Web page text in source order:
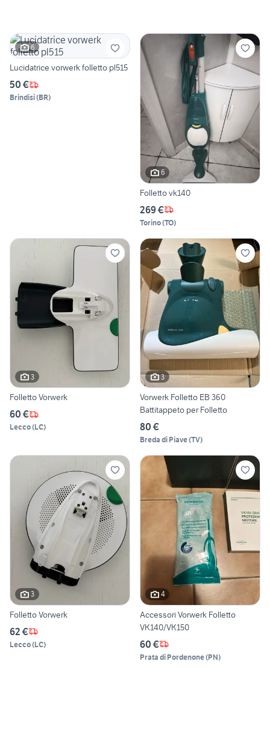
6
Lucidatrice vorwerk folletto pl515
50 €
Brindisi(BR)
6
Folletto vk140
269 €
Torino(TO)
3
Folletto Vorwerk
60 €
Lecco(LC)
3
Vorwerk Folletto EB 360
Battitappeto per Folletto
80 €
Breda di Piave(TV)
3
Folletto Vorwerk
62 €
Lecco(LC)
4
Accessori Vorwerk Folletto
VK140/VK150
60 €
Prata di Pordenone(PN)